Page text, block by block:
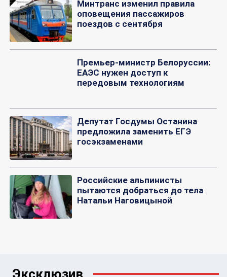
Минтранс изменил правила
оповещения пассажиров
поездов с сентября
Премьер-министр Белоруссии:
ЕАЭС нужен доступ к
передовым технологиям
Депутат Госдумы Останина
предложила заменить ЕГЭ
госэкзаменами
Российские альпинисты
пытаются добраться до тела
Натальи Наговицыной
Эксклюзив